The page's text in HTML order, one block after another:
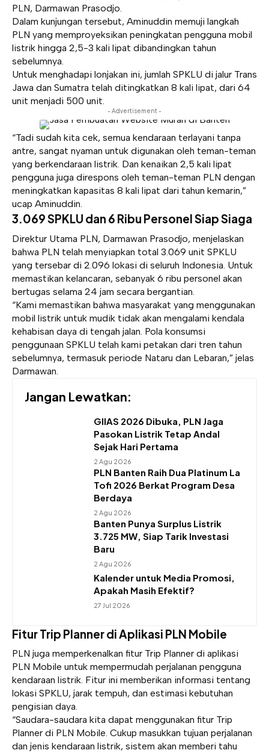
PLN, Darmawan Prasodjo.
Dalam kunjungan tersebut, Aminuddin memuji langkah
PLN yang memproyeksikan peningkatan pengguna mobil
listrik hingga 2,5-3 kali lipat dibandingkan tahun
sebelumnya.
Untuk menghadapi lonjakan ini, jumlah SPKLU di jalur Trans
Jawa dan Sumatra telah ditingkatkan 8 kali lipat, dari 64
unit menjadi 500 unit.
- Advertisement -
“Tadi sudah kita cek, semua kendaraan terlayani tanpa
antre, sangat nyaman untuk digunakan oleh teman-teman
yang berkendaraan listrik. Dan kenaikan 2,5 kali lipat
pengguna juga direspons oleh teman-teman PLN dengan
meningkatkan kapasitas 8 kali lipat dari tahun kemarin,”
ucap Aminuddin.
3.069 SPKLU dan 6 Ribu Personel Siap Siaga
Direktur Utama PLN, Darmawan Prasodjo, menjelaskan
bahwa PLN telah menyiapkan total 3.069 unit SPKLU
yang tersebar di 2.096 lokasi di seluruh Indonesia. Untuk
memastikan kelancaran, sebanyak 6 ribu personel akan
bertugas selama 24 jam secara bergantian.
“Kami memastikan bahwa masyarakat yang menggunakan
mobil listrik untuk mudik tidak akan mengalami kendala
kehabisan daya di tengah jalan. Pola konsumsi
penggunaan SPKLU telah kami petakan dari tren tahun
sebelumnya, termasuk periode Nataru dan Lebaran,” jelas
Darmawan.
Jangan Lewatkan:
GIIAS 2026 Dibuka, PLN Jaga
Pasokan Listrik Tetap Andal
Sejak Hari Pertama
2 Agu 2026
PLN Banten Raih Dua Platinum La
Tofi 2026 Berkat Program Desa
Berdaya
2 Agu 2026
Banten Punya Surplus Listrik
3.725 MW, Siap Tarik Investasi
Baru
2 Agu 2026
Kalender untuk Media Promosi,
Apakah Masih Efektif?
27 Jul 2026
Fitur Trip Planner di Aplikasi PLN Mobile
PLN juga memperkenalkan fitur Trip Planner di aplikasi
PLN Mobile untuk mempermudah perjalanan pengguna
kendaraan listrik. Fitur ini memberikan informasi tentang
lokasi SPKLU, jarak tempuh, dan estimasi kebutuhan
pengisian daya.
“Saudara-saudara kita dapat menggunakan fitur Trip
Planner di PLN Mobile. Cukup masukkan tujuan perjalanan
dan jenis kendaraan listrik, sistem akan memberi tahu